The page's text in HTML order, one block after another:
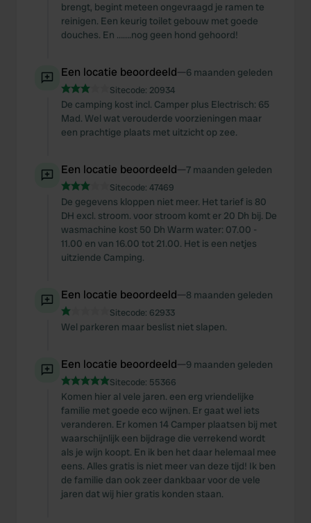
brengt, begint meteen ongevraagd je ramen te
reinigen. Een keurig toilet gebouw met goede
douches. En …….nog geen hond gehoord!
Een locatie beoordeeld—6 maanden geleden
Sitecode: 20934
De camping kost incl. Camper plus Electrisch: 65
Mad. Wel wat verouderde voorzieningen maar
een prachtige plaats met uitzicht op zee.
Een locatie beoordeeld—7 maanden geleden
Sitecode: 47469
De gegevens kloppen niet meer. Het tarief is 80
DH excl. stroom. voor stroom komt er 20 Dh bij. De
wasmachine kost 50 Dh Warm water: 07.00 -
11.00 en van 16.00 tot 21.00. Het is een netjes
uitziende Camping.
Een locatie beoordeeld—8 maanden geleden
Sitecode: 62933
Wel parkeren maar beslist niet slapen.
Een locatie beoordeeld—9 maanden geleden
Sitecode: 55366
Komen hier al vele jaren. een erg vriendelijke
familie met goede eco wijnen. Er gaat wel iets
veranderen. Er komen 14 Camper plaatsen bij met
waarschijnlijk een bijdrage die verrekend wordt
als je wijn koopt. En ik ben het daar helemaal mee
eens. Alles gratis is niet meer van deze tijd! Ik ben
de familie dan ook zeer dankbaar voor de vele
jaren dat wij hier gratis konden staan.